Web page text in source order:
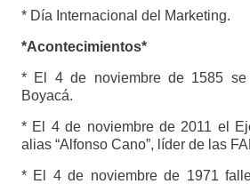
* Día Internacional del Marketing.
*Acontecimientos*
* El 4 de noviembre de 1585 se
Boyacá.
* El 4 de noviembre de 2011 el
alias “Alfonso Cano”, líder de las
* El 4 de noviembre de 1971